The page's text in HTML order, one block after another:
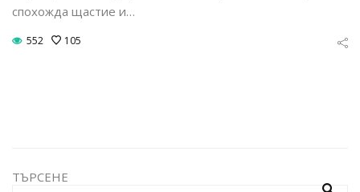
спохожда щастие и…
552 105
ТЪРСЕНЕ